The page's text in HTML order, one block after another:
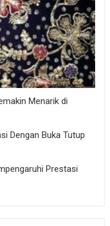
Menarik di
Dengan Buka Tutup
Prestasi